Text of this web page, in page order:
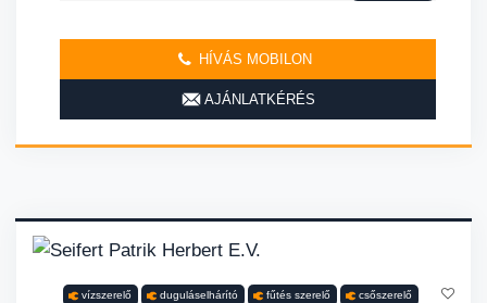
HÍVÁS MOBILON
AJÁNLATKÉRÉS
vízszerelő duguláselhárító fűtés szerelő csőszerelő